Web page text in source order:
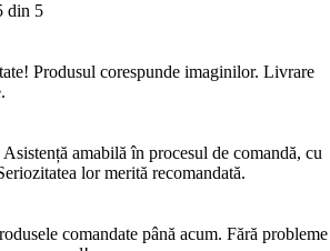
din 5
Produsul corespunde imaginilor. Livrare
amabilă în procesul de comandă, cu
lor merită recomandată.
comandate până acum. Fără probleme